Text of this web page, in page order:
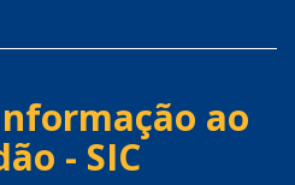
ao
- SIC